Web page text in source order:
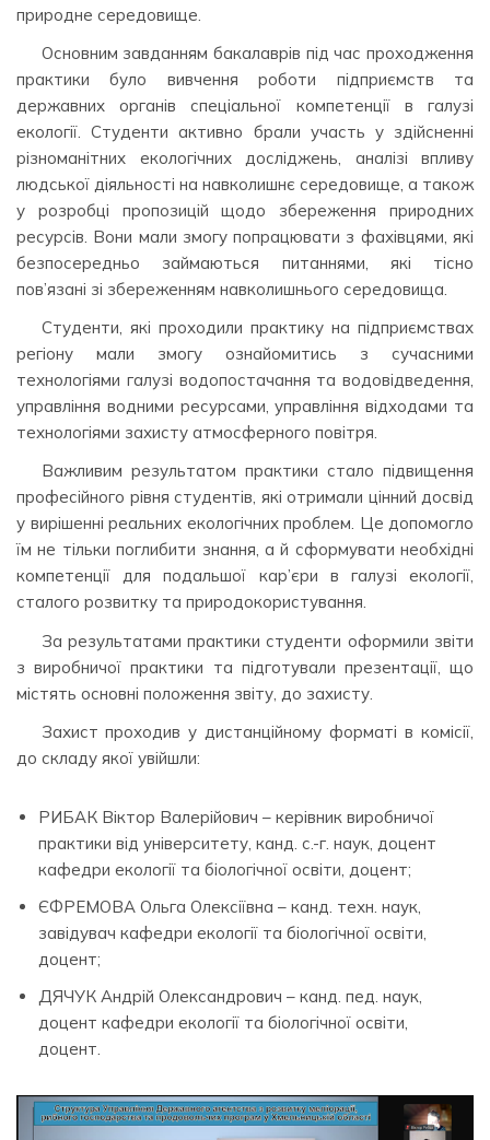
природне середовище.
Основним завданням бакалаврів під час проходження
практики було вивчення роботи підприємств та
державних органів спеціальної компетенції в галузі
екології. Студенти активно брали участь у здійсненні
різноманітних екологічних досліджень, аналізі впливу
людської діяльності на навколишнє середовище, а також
у розробці пропозицій щодо збереження природних
ресурсів. Вони мали змогу попрацювати з фахівцями, які
безпосередньо займаються питаннями, які тісно
пов’язані зі збереженням навколишнього середовища.
Студенти, які проходили практику на підприємствах
регіону мали змогу ознайомитись з сучасними
технологіями галузі водопостачання та водовідведення,
управління водними ресурсами, управління відходами та
технологіями захисту атмосферного повітря.
Важливим результатом практики стало підвищення
професійного рівня студентів, які отримали цінний досвід
у вирішенні реальних екологічних проблем. Це допомогло
їм не тільки поглибити знання, а й сформувати необхідні
компетенції для подальшої кар’єри в галузі екології,
сталого розвитку та природокористування.
За результатами практики студенти оформили звіти
з виробничої практики та підготували презентації, що
містять основні положення звіту, до захисту.
Захист проходив у дистанційному форматі в комісії,
до складу якої увійшли:
РИБАК Віктор Валерійович – керівник виробничої
практики від університету, канд. с.-г. наук, доцент
кафедри екології та біологічної освіти, доцент;
ЄФРЕМОВА Ольга Олексіївна – канд. техн. наук,
завідувач кафедри екології та біологічної освіти,
доцент;
ДЯЧУК Андрій Олександрович – канд. пед. наук,
доцент кафедри екології та біологічної освіти,
доцент.